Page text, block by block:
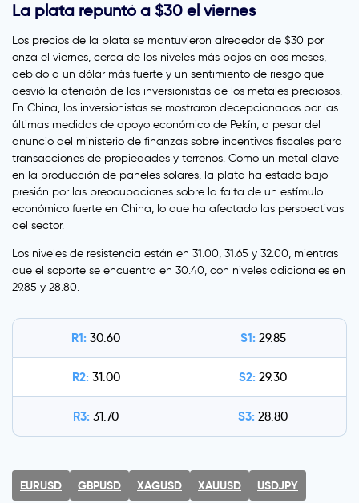
La plata repuntó a $30 el viernes
Los precios de la plata se mantuvieron alrededor de $30 por
onza el viernes, cerca de los niveles más bajos en dos meses,
debido a un dólar más fuerte y un sentimiento de riesgo que
desvió la atención de los inversionistas de los metales preciosos.
En China, los inversionistas se mostraron decepcionados por las
últimas medidas de apoyo económico de Pekín, a pesar del
anuncio del ministerio de finanzas sobre incentivos fiscales para
transacciones de propiedades y terrenos. Como un metal clave
en la producción de paneles solares, la plata ha estado bajo
presión por las preocupaciones sobre la falta de un estímulo
económico fuerte en China, lo que ha afectado las perspectivas
del sector.
Los niveles de resistencia están en 31.00, 31.65 y 32.00, mientras
que el soporte se encuentra en 30.40, con niveles adicionales en
29.85 y 28.80.
R1: 30.60 S1: 29.85
R2: 31.00 S2: 29.30
R3: 31.70 S3: 28.80
EURUSD GBPUSD XAGUSD XAUUSD USDJPY